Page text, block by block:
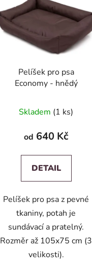
Pelíšek pro psa
Economy - hnědý
Skladem (1 ks)
od 640 Kč
DETAIL
Pelíšek pro psa z pevné
tkaniny, potah je
sundávací a pratelný.
Rozměr až 105x75 cm (3
velikosti).